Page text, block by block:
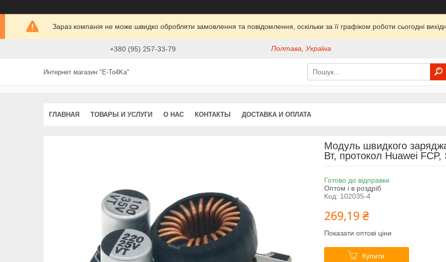
Зараз компанія не може швидко обробляти замовлення та повідомлення, оскільки за її графіком роботи сьогодні
+380 (95) 257-33-79 Полтава, Україна
Интернет магазин "E-To4Ka"
ГЛАВНАЯ ТОВАРЫ И УСЛУГИ О НАС КОНТАКТЫ ДОСТАВКА И ОПЛАТА
Модуль швидкого
Вт, протокол Huawei
Готово до відправки
Оптом і в роздріб
Код: 102035-4
269,19 ₴
Показати оптові ціни
Купити